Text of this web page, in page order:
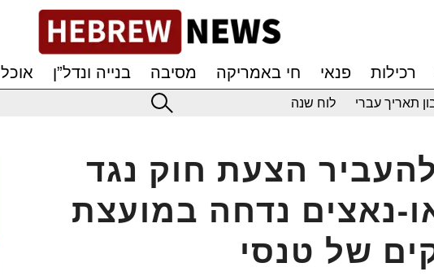
רכילות פנאי חי באמריקה מסיבה בנייה ונדל”ן
אוכל
תאריך עברי לוח שנה
להעביר הצעת חוק נגד
נאצים נדחה במועצת
של טנסי